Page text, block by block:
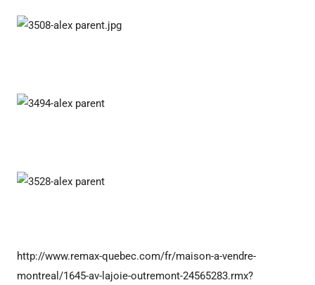
http://www.remax-quebec.com/fr/maison-a-vendre-
montreal/1645-av-lajoie-outremont-24565283.rmx?